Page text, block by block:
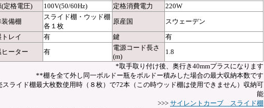
(定格電圧)
100V(50/60Hz) 定格消費電力
220W
備棚
スライド棚・ウッド棚
各１枚
原産国
スウェーデン
レイ
有 鍵
有
ヒーター
有
電源コード長さ
(m)
1.8
*取手取り付け後、奥行き40mmプラスになります
**棚を全て外し同一ボルドー瓶をボルドー積みした場合の最大収納本数です
スライド棚最大枚数使用時（８枚）で72本（この時ウッド棚は使用できません）収納可
能
>>> サイレントカーブ スライド棚